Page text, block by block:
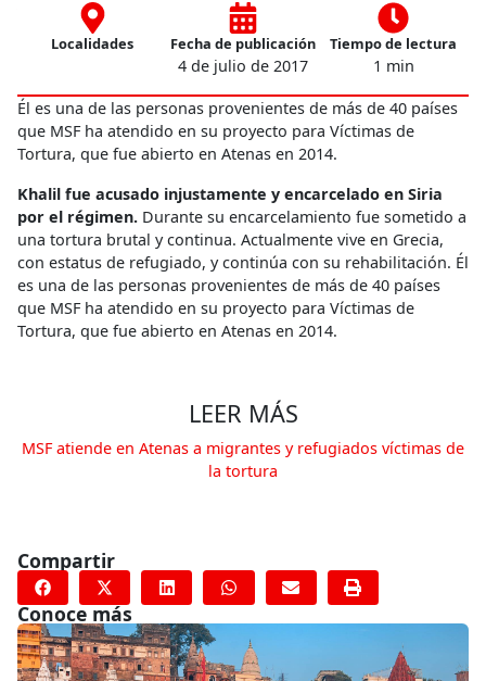
Localidades Fecha de publicación
4 de julio de 2017
Tiempo de lectura
1 min
Él es una de las personas provenientes de más de 40 países
que MSF ha atendido en su proyecto para Víctimas de
Tortura, que fue abierto en Atenas en 2014.
Khalil fue acusado injustamente y encarcelado en Siria
por el régimen. Durante su encarcelamiento fue sometido a
una tortura brutal y continua. Actualmente vive en Grecia,
con estatus de refugiado, y continúa con su rehabilitación. Él
es una de las personas provenientes de más de 40 países
que MSF ha atendido en su proyecto para Víctimas de
Tortura, que fue abierto en Atenas en 2014.
LEER MÁS
MSF atiende en Atenas a migrantes y refugiados víctimas de
la tortura
Compartir
Conoce más